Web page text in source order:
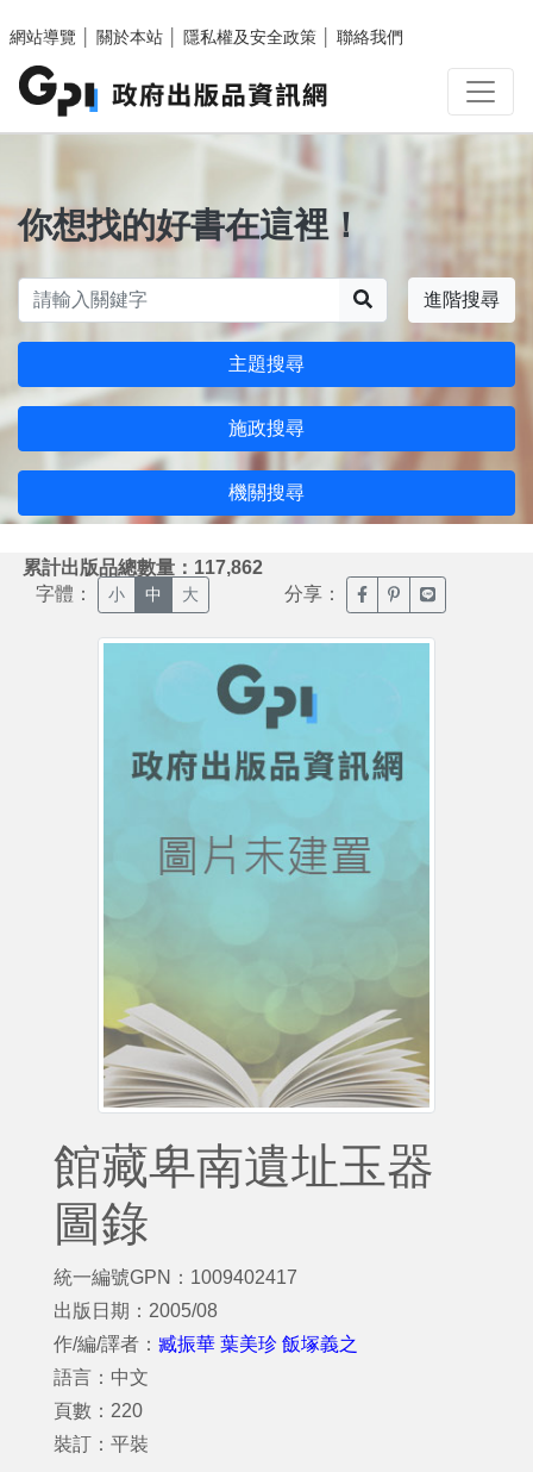
網站導覽
關於本站 隱私權及安全政策 聯絡我們
你想找的好書在這裡！
進階搜尋
主題搜尋
施政搜尋
機關搜尋
累計出版品總數量：117,862
字體： 小 中 大 分享： 臉書分享(另開新視窗)
噗浪分享(另開新
Line分享(另
館藏卑南遺址玉器
圖錄
統一編號GPN：1009402417
出版日期：2005/08
作/編/譯者： 臧振華 葉美珍 飯塚義之
語言：中文
頁數：220
裝訂：平裝